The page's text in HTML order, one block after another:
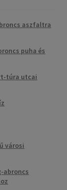
aszfaltra
puha és
túra utcai
városi
abroncs